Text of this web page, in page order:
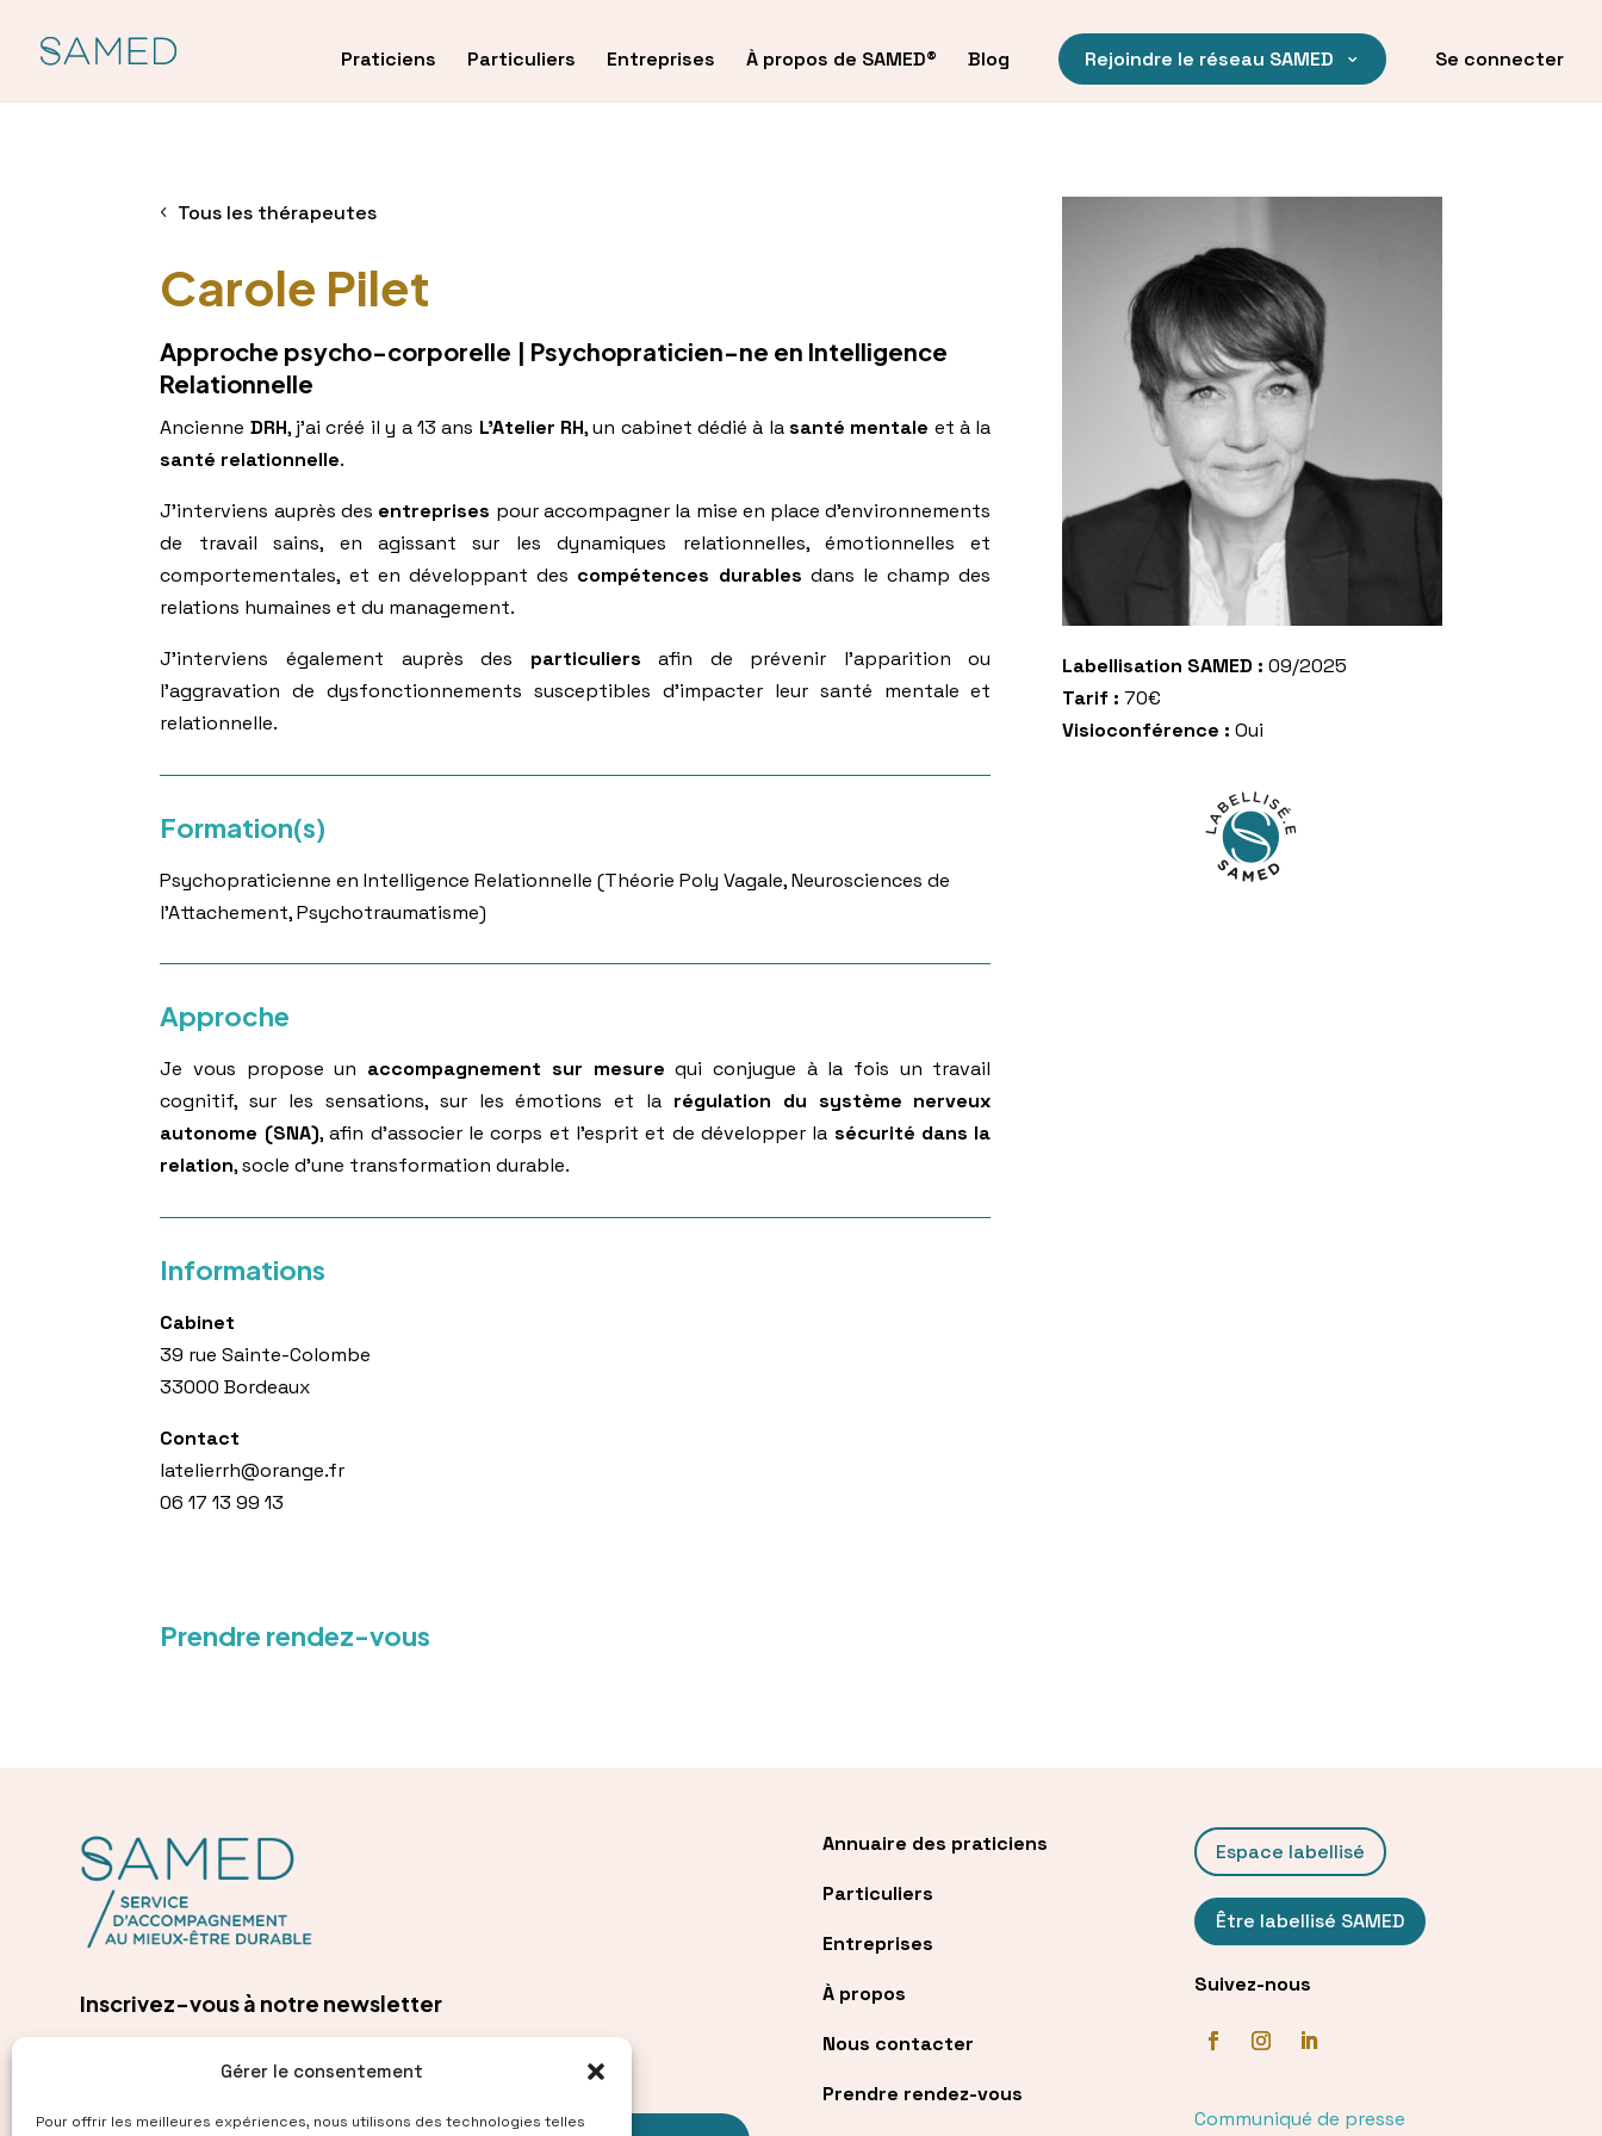
Gérer le consentement
Pour offrir les meilleures expériences, nous utilisons des technologies telles
Praticiens Particuliers Entreprises À propos de SAMED® Blog Rejoindre le réseau SAMED Se connecter
Tous les thérapeutes
Carole Pilet
Approche psycho-corporelle | Psychopraticien-ne en Intelligence
Relationnelle
Ancienne DRH, j’ai créé il y a 13 ans L’Atelier RH, un cabinet dédié à lasanté mentale et à la
santé relationnelle.
J’interviens auprès des entreprises pour accompagner la mise en place d’environnements
de travail sains, en agissant sur les dynamiques relationnelles, émotionnelles et
comportementales, et en développant des compétences durables dans le champ des
relations humaines et du management.
J’interviens également auprès des particuliers afin de prévenir l’apparition ou
l’aggravation de dysfonctionnements susceptibles d’impacter leur santé mentale et
relationnelle.
Formation(s)
Psychopraticienne en Intelligence Relationnelle (Théorie Poly Vagale, Neurosciences de
l’Attachement, Psychotraumatisme)
Approche
Je vous propose un accompagnement sur mesure qui conjugue à la fois un travail
cognitif, sur les sensations, sur les émotions et la régulation du système nerveux
autonome (SNA), afin d’associer le corps et l’esprit et de développer la sécurité dans la
relation, socle d’une transformation durable.
Informations
Cabinet
39 rue Sainte-Colombe
33000 Bordeaux
Contact
latelierrh@orange.fr
06 17 13 99 13
Labellisation SAMED : 09/2025
Tarif : 70€
Visioconférence : Oui
Prendre rendez-vous
Inscrivez-vous à notre newsletter
Annuaire des praticiens
Particuliers
Entreprises
À propos
Nous contacter
Prendre rendez-vous
Espace labellisé
Être labellisé SAMED
Suivez-nous
Communiqué de presse